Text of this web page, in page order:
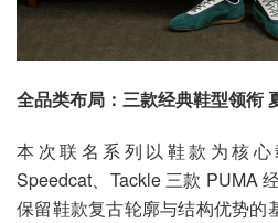
全品类布局：三款经典鞋型领衔
本次联名系列以鞋款为核心
Speedcat、Tackle 三款 PUMA
保留鞋款复古轮廓与结构优势的